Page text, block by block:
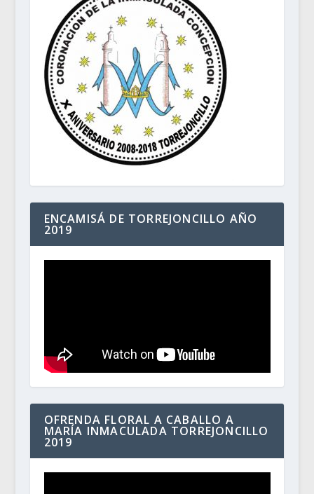
ENCAMISÁ DE TORREJONCILLO AÑO
2019
OFRENDA FLORAL A CABALLO A
MARÍA INMACULADA TORREJONCILLO
2019